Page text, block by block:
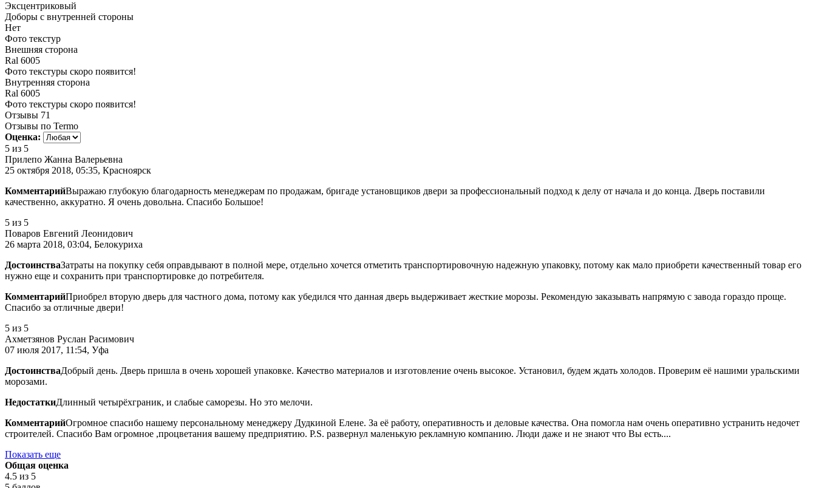
Эксцентриковый
Доборы с внутренней стороны
Нет
Фото текстур
Внешняя сторона
Ral 6005
Фото текстуры скоро появится!
Внутренняя сторона
Ral 6005
Фото текстуры скоро появится!
Отзывы 71
Отзывы по Termo
Оценка:
5 из 5
Прилепо Жанна Валерьевна
25 октября 2018, 05:35, Красноярск
КомментарийВыражаю глубокую благодарность менеджерам по продажам, бригаде установщиков двери за профессиональный подход к делу от начала и до конца. Дверь поставили
качественно, аккуратно. Я очень довольна. Спасибо Большое!
5 из 5
Поваров Евгений Леонидович
26 марта 2018, 03:04, Белокуриха
ДостоинстваЗатраты на покупку себя оправдывают в полной мере, отдельно хочется отметить транспортировочную надежную упаковку, потому как мало приобрети качественный товар его
нужно еще и сохранить при транспортировке до потребителя.
КомментарийПриобрел вторую дверь для частного дома, потому как убедился что данная дверь выдерживает жесткие морозы. Рекомендую заказывать напрямую с завода гораздо проще.
Спасибо за отличные двери!
5 из 5
Ахметзянов Руслан Расимович
07 июля 2017, 11:54, Уфа
ДостоинстваДобрый день. Дверь пришла в очень хорошей упаковке. Качество материалов и изготовление очень высокое. Установил, будем ждать холодов. Проверим её нашими уральскими
морозами.
НедостаткиДлинный четырёхграник, и слабые саморезы. Но это мелочи.
КомментарийОгромное спасибо нашему персональному менеджеру Дудкиной Елене. За её работу, оперативность и деловые качества. Она помогла нам очень оперативно устранить недочет
строителей. Спасибо Вам огромное ,процветания вашему предприятию. P.S. развернул маленькую рекламную компанию. Люди даже и не знают что Вы есть....
Показать еще
Общая оценка
4.5 из 5